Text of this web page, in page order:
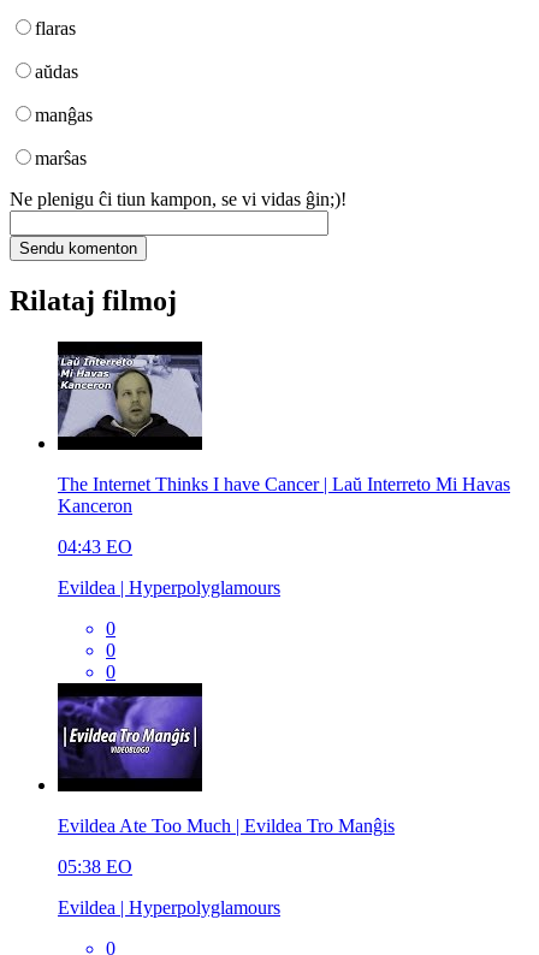
flaras
aŭdas
manĝas
marŝas
Ne plenigu ĉi tiun kampon, se vi vidas ĝin;)!
Rilataj filmoj
The Internet Thinks I have Cancer | Laŭ Interreto Mi Havas
Kanceron
04:43 EO
Evildea | Hyperpolyglamours
0
0
0
Evildea Ate Too Much | Evildea Tro Manĝis
05:38 EO
Evildea | Hyperpolyglamours
0